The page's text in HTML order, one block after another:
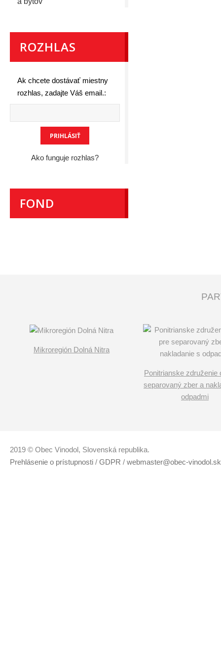
ROZHLAS
Ak chcete dostávať miestny
rozhlas, zadajte Váš email.:
Ako funguje rozhlas?
FOND
Mikroregión Dolná Nitra
Ponitrianske združenie
separovaný zber a
odpadmi
2019 © Obec Vinodol, Slovenská republika.
Prehlásenie o prístupnosti / GDPR / webmaster@obec-vinodol.sk